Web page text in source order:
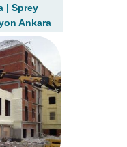
| Sprey
Ankara